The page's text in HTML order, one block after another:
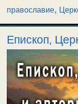
православие,
Епископ,